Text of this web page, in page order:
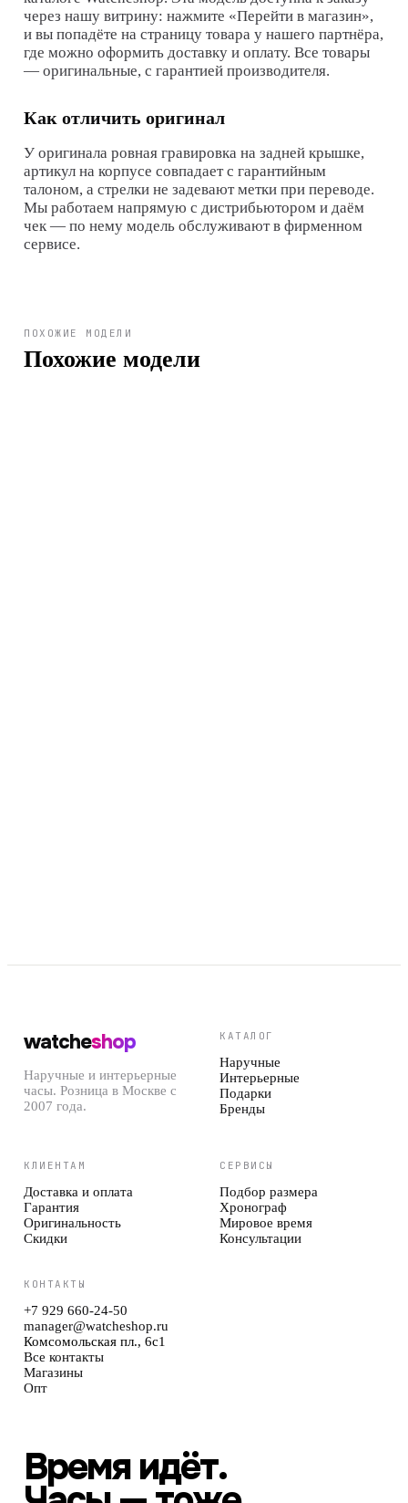
через нашу витрину: нажмите «Перейти в магазин»,
и вы попадёте на страницу товара у нашего партнёра,
где можно оформить доставку и оплату. Все товары
— оригинальные, с гарантией производителя.
Как отличить оригинал
У оригинала ровная гравировка на задней крышке,
артикул на корпусе совпадает с гарантийным
талоном, а стрелки не задевают метки при переводе.
Мы работаем напрямую с дистрибьютором и даём
чек — по нему модель обслуживают в фирменном
сервисе.
ПОХОЖИЕ МОДЕЛИ
Похожие модели
watcheshop
Наручные и интерьерные
часы. Розница в Москве с
2007 года.
КАТАЛОГ
Наручные
Интерьерные
Подарки
Бренды
КЛИЕНТАМ
Доставка и оплата
Гарантия
Оригинальность
Скидки
СЕРВИСЫ
Подбор размера
Хронограф
Мировое время
Консультации
КОНТАКТЫ
+7 929 660-24-50
manager@watcheshop.ru
Комсомольская пл., 6с1
Все контакты
Магазины
Опт
Время идёт.